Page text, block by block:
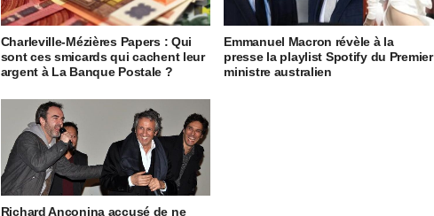
Charleville-Mézières Papers : Qui
sont ces smicards qui cachent leur
argent à La Banque Postale ?
Emmanuel Macron révèle à la
presse la playlist Spotify du Premier
ministre australien
Richard Anconina accusé de ne